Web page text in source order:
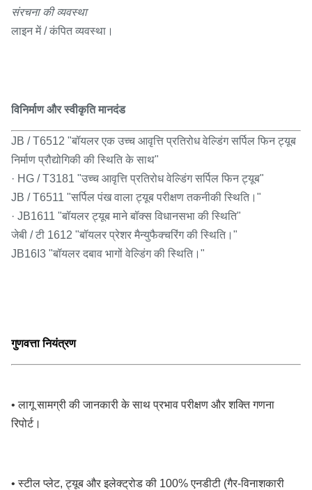
संरचना की व्यवस्था
लाइन में / कंपित व्यवस्था।
विनिर्माण और स्वीकृति मानदंड
JB / T6512 "बॉयलर एक उच्च आवृत्ति प्रतिरोध वेल्डिंग सर्पिल फिन ट्यूब
निर्माण प्रौद्योगिकी की स्थिति के साथ"
· HG / T3181 "उच्च आवृत्ति प्रतिरोध वेल्डिंग सर्पिल फिन ट्यूब"
JB / T6511 "सर्पिल पंख वाला ट्यूब परीक्षण तकनीकी स्थिति।"
· JB1611 "बॉयलर ट्यूब माने बॉक्स विधानसभा की स्थिति"
जेबी / टी 1612 "बॉयलर प्रेशर मैन्युफैक्चरिंग की स्थिति।"
JB16I3 "बॉयलर दबाव भागों वेल्डिंग की स्थिति।"
गुणवत्ता नियंत्रण
• लागू सामग्री की जानकारी के साथ प्रभाव परीक्षण और शक्ति गणना
रिपोर्ट।
• स्टील प्लेट, ट्यूब और इलेक्ट्रोड की 100% एनडीटी (गैर-विनाशकारी